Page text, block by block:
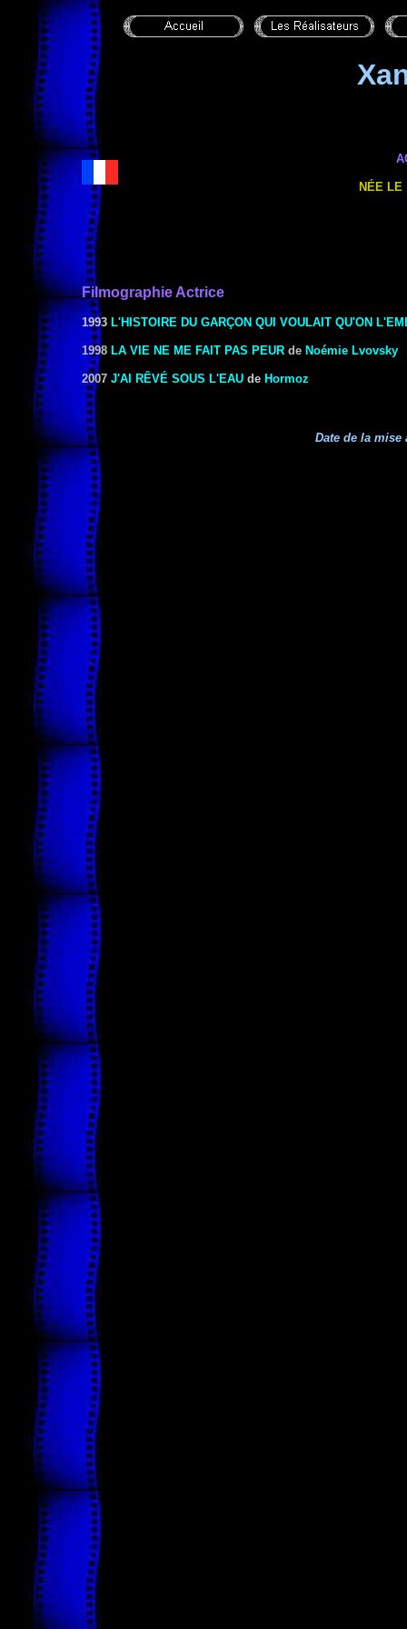
NÉE LE
Filmographie Actrice
1993 L'HISTOIRE DU GARÇON QUI VOULAIT QU'ON
1998 LA VIE NE ME FAIT PAS PEUR de Noémie Lvovsky
2007 J'AI RÊVÉ SOUS L'EAU de Hormoz
Date de la